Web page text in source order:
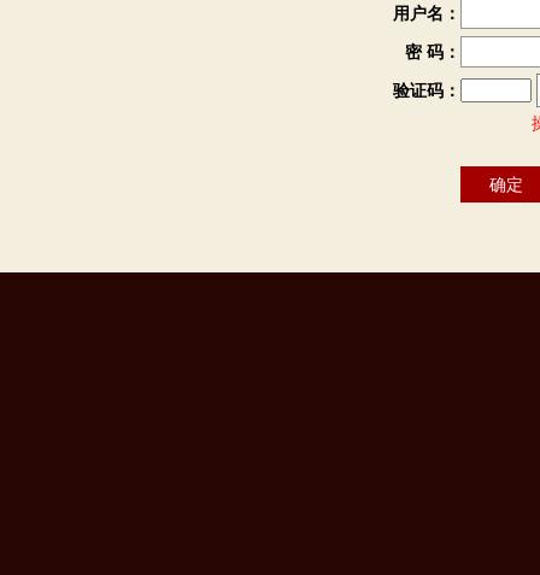
用户名：
密 码：
验证码：